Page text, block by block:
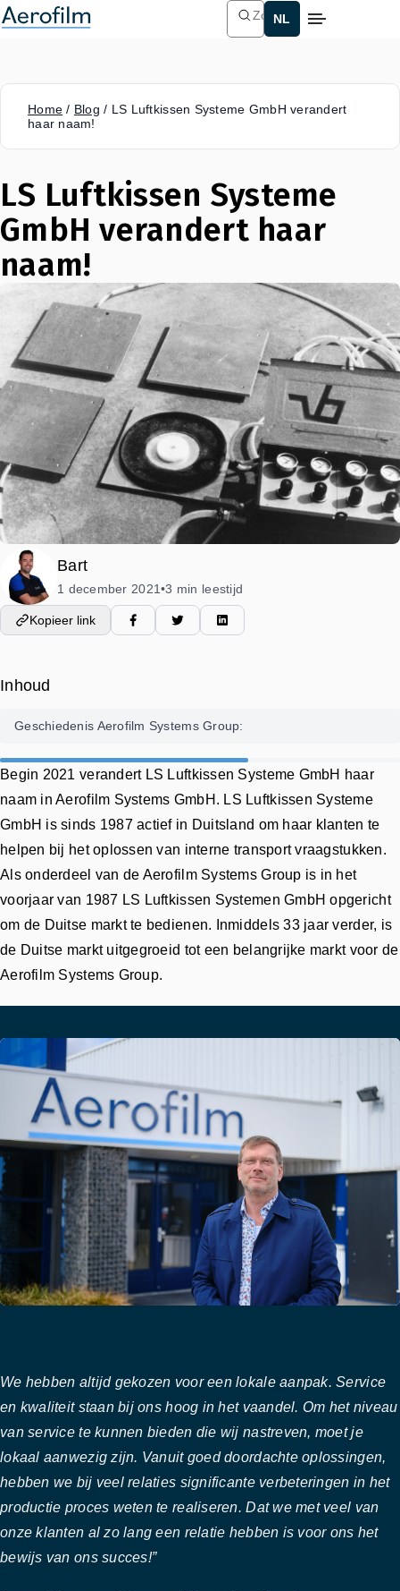
Home / Blog / LS Luftkissen Systeme GmbH verandert
haar naam!
LS Luftkissen Systeme
GmbH verandert haar
naam!
Bart
1 december 2021•3 min leestijd
Kopieer link
Inhoud
Geschiedenis Aerofilm Systems Group:
Begin 2021 verandert LS Luftkissen Systeme GmbH haar
naam in Aerofilm Systems GmbH. LS Luftkissen Systeme
GmbH is sinds 1987 actief in Duitsland om haar klanten te
helpen bij het oplossen van interne transport vraagstukken.
Als onderdeel van de Aerofilm Systems Group is in het
voorjaar van 1987 LS Luftkissen Systemen GmbH opgericht
om de Duitse markt te bedienen. Inmiddels 33 jaar verder, is
de Duitse markt uitgegroeid tot een belangrijke markt voor de
Aerofilm Systems Group.
We hebben altijd gekozen voor een lokale aanpak. Service
en kwaliteit staan bij ons hoog in het vaandel. Om het niveau
van service te kunnen bieden die wij nastreven, moet je
lokaal aanwezig zijn. Vanuit goed doordachte oplossingen,
hebben we bij veel relaties significante verbeteringen in het
productie proces weten te realiseren. Dat we met veel van
onze klanten al zo lang een relatie hebben is voor ons het
bewijs van ons succes!”